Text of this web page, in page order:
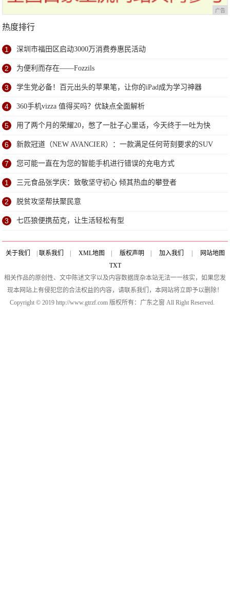
广告
热度排行
1 深圳市福田区启动3000万消费券惠民活动
2 为便利而存在——Fozzils
3 学生党必备！百元出头的苹果笔，让你的iPad成为学习神器
4 360手机vizza 值得买吗？优缺点全面解析
5 用了两个月的荣耀20，憋了一肚子心里话，今天终于一吐为快
6 新款冠道（NEW AVANCIER）：一款满足任何苛刻要求的SUV
7 您可能一直在为您的智能手机进行错误的充电方式
1 三元食品张学庆：致敬坚守初心 倾其热血的攀登者
2 脱贫攻坚帮扶聚民意
3 七匹狼便携茄克，让生活轻松有型
关于我们 联系我们 XML地图 版权声明 加入我们
网站地图
TXT
相关作品的原创性、文中陈述文字以及内容数据庞杂本站无法一一核实，如果您发
现本网站上有侵犯您的合法权益的内容，请联系我们，本网站将立即予以删除！
Copyright © 2019 http://www.gtrzf.com 版权所有：广东之窗 All Right Reserved.